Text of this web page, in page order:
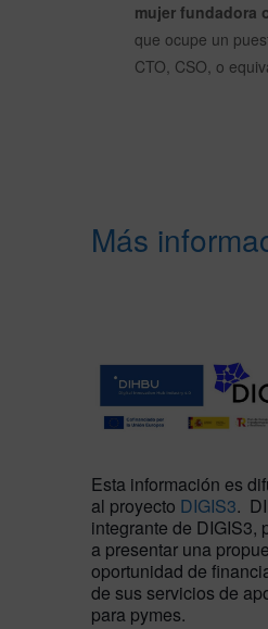
mujer fundadora
que ocupe un
CTO, CSO, o
Más
Esta información es
al proyecto DIGIS3.
integrante de DIGIS3,
a presentar una
oportunidad de
de sus servicios de
para pymes.